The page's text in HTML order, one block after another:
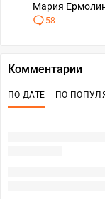
Мария
58
Комментарии
ПО ДАТЕ ПО